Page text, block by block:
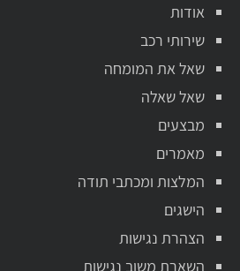
אודות
שירותי רכב
שאל את המומחה
שאל שאלה
מבצעים
מאמרים
המלצות ומכתבי תודה
הישגים
הצהרת נגישות
השארת משוב נגישות